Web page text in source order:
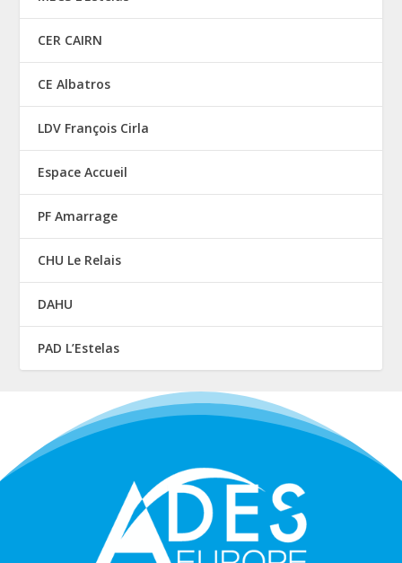
CER CAIRN
CE Albatros
LDV François Cirla
Espace Accueil
PF Amarrage
CHU Le Relais
DAHU
PAD L’Estelas